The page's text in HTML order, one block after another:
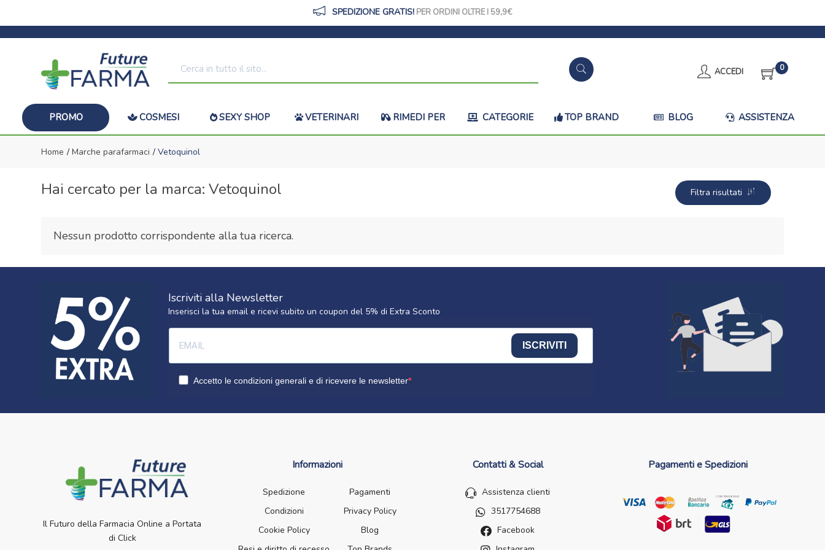
SPEDIZIONE GRATIS! PER ORDINI OLTRE I 59,9
ACCEDI 0
PROMO COSMESI SEXY SHOP VETERINARI RIMEDI PER CATEGORIE TOP BRAND BLOG ASSISTENZA
Home Marche parafarmaci Vetoquinol
Hai cercato per la marca: Vetoquinol Filtra risultati
Nessun prodotto corrispondente alla tua ricerca.
Iscriviti alla Newsletter
Inserisci la tua email e ricevi subito un coupon del 5% di Extra Sconto
ISCRIVITI
Accetto le condizioni generali e di ricevere le newsletter
Il Futuro della Farmacia Online a Portata
di Click
Informazioni
Spedizione
Pagamenti
Condizioni
Privacy Policy
Cookie Policy
Blog
Contatti & Social
Assistenza clienti
3517754688
Facebook
Pagamenti e Spedizioni